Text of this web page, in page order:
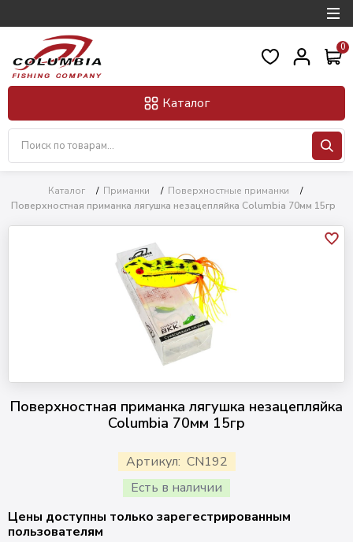
Каталог
0
Каталог / Приманки / Поверхностные приманки
/
Поверхностная приманка лягушка незацепляйка Columbia 70мм 15гр
Поверхностная приманка лягушка незацепляйка
Columbia 70мм 15гр
Артикул: CN192
Есть в наличии
Цены доступны только зарегестрированным
пользователям